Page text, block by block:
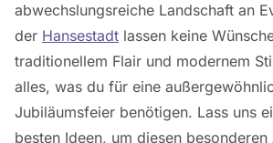
abwechslungsreiche Landschaft an
der Hansestadt lassen keine
traditionellem Flair und modernem
alles, was du für eine
Jubiläumsfeier benötigen. Lass uns
besten Ideen, um diesen besonderen